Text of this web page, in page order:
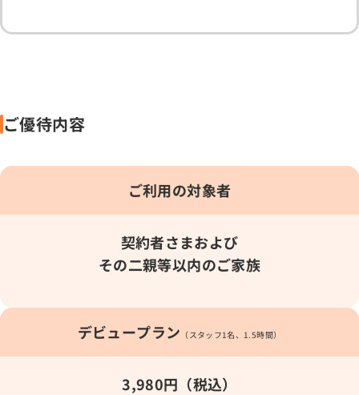
ご優待内容
ご利用の対象者
契約者さまおよび
その二親等以内のご家族
デビュープラン （スタッフ1名、1.5時間）
3,980円（税込）